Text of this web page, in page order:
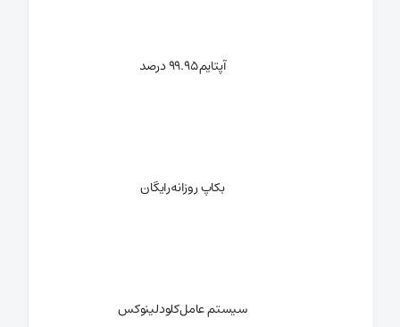
آپتایم99.95 درصد
بکاپ روزانهرایگان
سیستم عاملکلودلینوکس